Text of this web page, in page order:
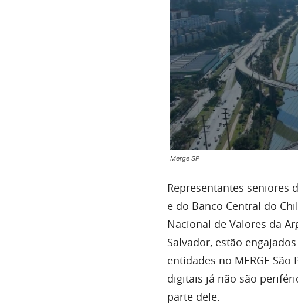
Merge SP
Representantes seniores
e do Banco Central do
Nacional de Valores da
Salvador, estão
entidades no MERGE
digitais já não são
parte dele.